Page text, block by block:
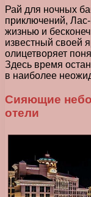
Рай для ночных
приключений,
жизнью и
известный своей
олицетворяет
Здесь время
в наиболее
Сияющие
отели